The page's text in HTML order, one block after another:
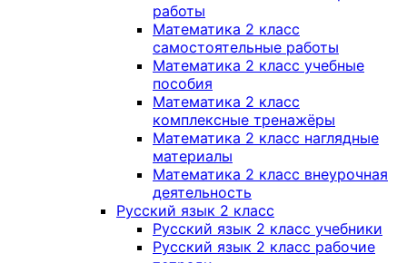
работы
Математика 2 класс
самостоятельные работы
Математика 2 класс учебные
пособия
Математика 2 класс
комплексные тренажёры
Математика 2 класс наглядные
материалы
Математика 2 класс внеурочная
деятельность
Русский язык 2 класс
Русский язык 2 класс учебники
Русский язык 2 класс рабочие